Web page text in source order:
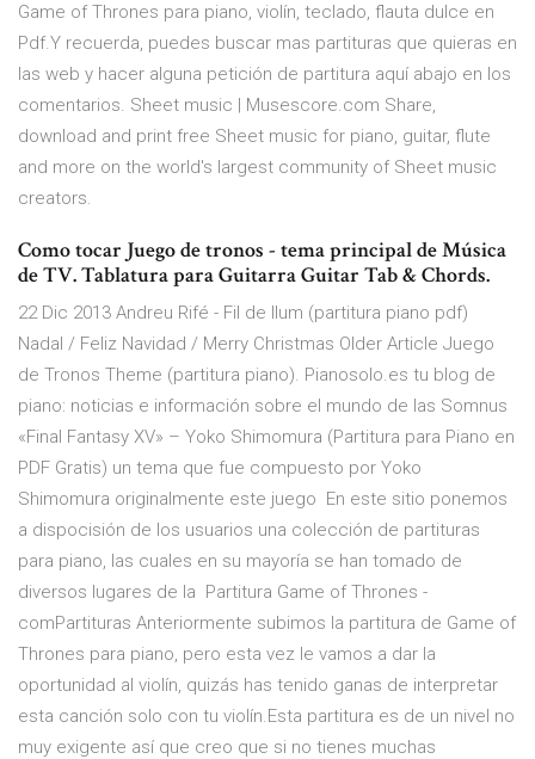
Game of Thrones para piano, violín, teclado, flauta dulce en
Pdf.Y recuerda, puedes buscar mas partituras que quieras en
las web y hacer alguna petición de partitura aquí abajo en los
comentarios. Sheet music | Musescore.com Share,
download and print free Sheet music for piano, guitar, flute
and more on the world's largest community of Sheet music
creators.
Como tocar Juego de tronos - tema principal de Música
de TV. Tablatura para Guitarra Guitar Tab & Chords.
22 Dic 2013 Andreu Rifé - Fil de llum (partitura piano pdf)
Nadal / Feliz Navidad / Merry Christmas Older Article Juego
de Tronos Theme (partitura piano). Pianosolo.es tu blog de
piano: noticias e información sobre el mundo de las Somnus
«Final Fantasy XV» – Yoko Shimomura (Partitura para Piano en
PDF Gratis) un tema que fue compuesto por Yoko
Shimomura originalmente este juego En este sitio ponemos
a dispocisión de los usuarios una colección de partituras
para piano, las cuales en su mayoría se han tomado de
diversos lugares de la Partitura Game of Thrones -
comPartituras Anteriormente subimos la partitura de Game of
Thrones para piano, pero esta vez le vamos a dar la
oportunidad al violín, quizás has tenido ganas de interpretar
esta canción solo con tu violín.Esta partitura es de un nivel no
muy exigente así que creo que si no tienes muchas